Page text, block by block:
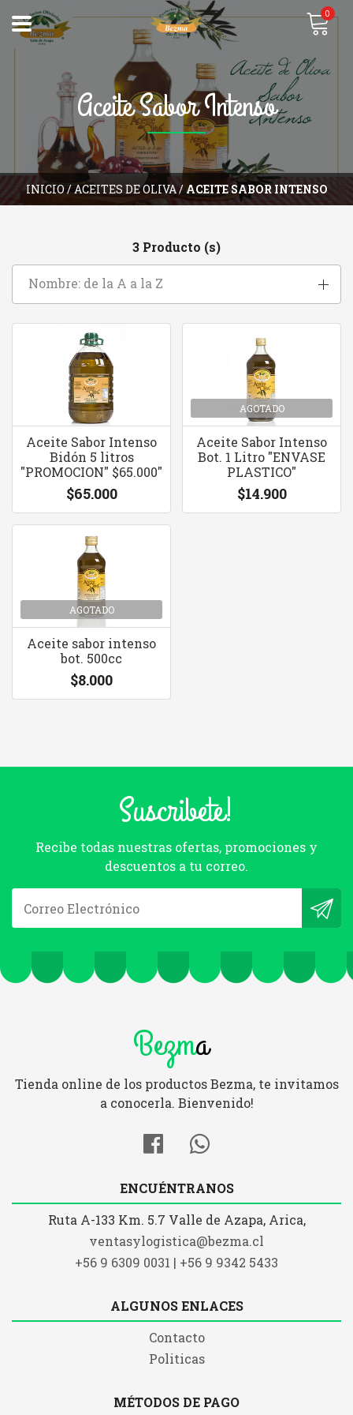
0
INICIO/ACEITES DE OLIVA/ACEITE SABOR INTENSO
Aceite Sabor Intenso
3 Producto (s)
Nombre: de la A a la Z
Aceite Sabor Intenso
Bidón 5 litros
"PROMOCION" $65.000"
$65.000
AGOTADO
Aceite Sabor Intenso
Bot. 1 Litro "ENVASE
PLASTICO"
$14.900
AGOTADO
Aceite sabor intenso
bot. 500cc
$8.000
Suscribete!
Recibe todas nuestras ofertas, promociones y
descuentos a tu correo.
Bezma
Tienda online de los productos Bezma, te invitamos
a conocerla. Bienvenido!
ENCUÉNTRANOS
Ruta A-133 Km. 5.7 Valle de Azapa, Arica,
ventasylogistica@bezma.cl
+56 9 6309 0031 | +56 9 9342 5433
ALGUNOS ENLACES
Contacto
Politicas
MÉTODOS DE PAGO